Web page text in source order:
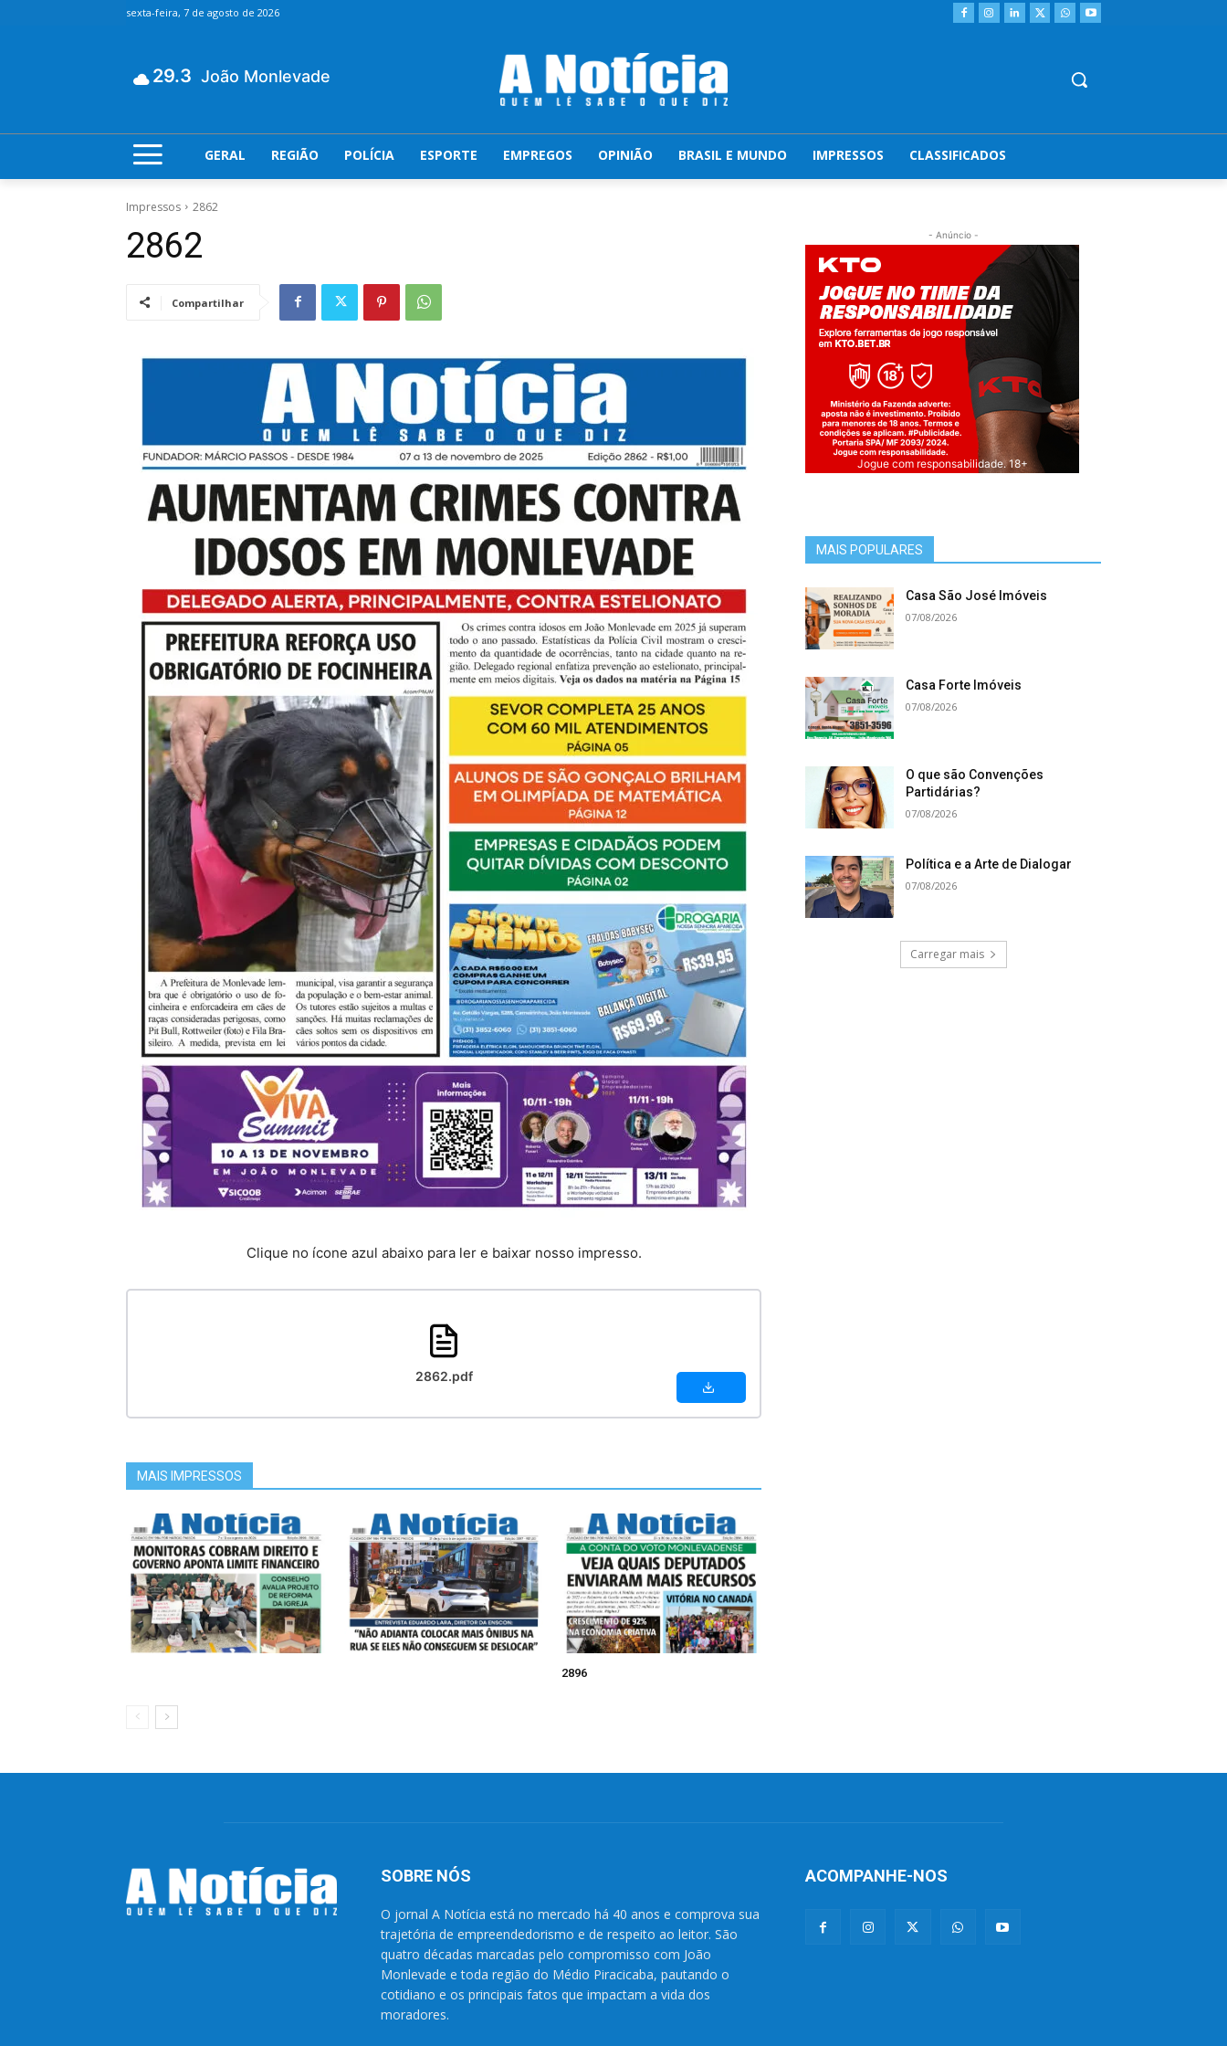
sexta-feira, 7 de agosto de 2026
29.3 João Monlevade
GERAL REGIÃO POLÍCIA ESPORTE EMPREGOS OPINIÃO BRASIL E MUNDO IMPRESSOS CLASSIFICADOS
Impressos 2862
2862
Compartilhar
Clique no ícone azul abaixo para ler e baixar nosso impresso.
2862.pdf
MAIS IMPRESSOS
2896
- Anúncio -
Jogue com responsabilidade. 18+
MAIS POPULARES
Casa São José Imóveis
07/08/2026
Casa Forte Imóveis
07/08/2026
O que são Convenções
Partidárias?
07/08/2026
Política e a Arte de Dialogar
07/08/2026
Carregar mais
SOBRE NÓS
O jornal A Notícia está no mercado há 40 anos e comprova sua
trajetória de empreendedorismo e de respeito ao leitor. São
quatro décadas marcadas pelo compromisso com João
Monlevade e toda região do Médio Piracicaba, pautando o
cotidiano e os principais fatos que impactam a vida dos
moradores.
ACOMPANHE-NOS